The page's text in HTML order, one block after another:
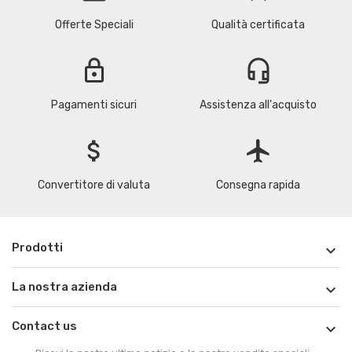
Offerte Speciali Qualità certificata
lock
Pagamenti sicuri
headset_mic
Assistenza all'acquisto
attach_money
Convertitore di valuta
flight
Consegna rapida
Prodotti 
La nostra azienda 
Contact us 